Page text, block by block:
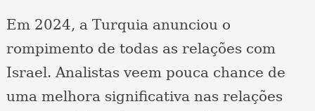
Em 2024, a Turquia anunciou o
rompimento de todas as relações com
Israel. Analistas veem pouca chance de
uma melhora significativa nas relações